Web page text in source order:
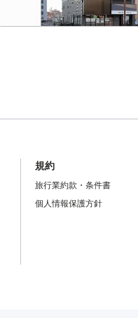
規約
旅行業約款・条件書
個人情報保護方針